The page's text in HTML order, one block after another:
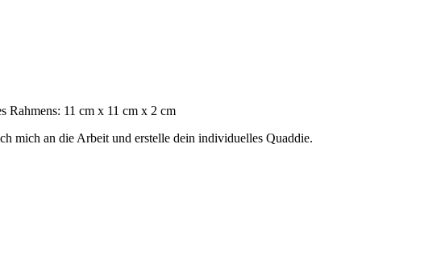
Rahmens: 11 cm x 11 cm x 2 cm
mich an die Arbeit und erstelle dein individuelles Quaddie.